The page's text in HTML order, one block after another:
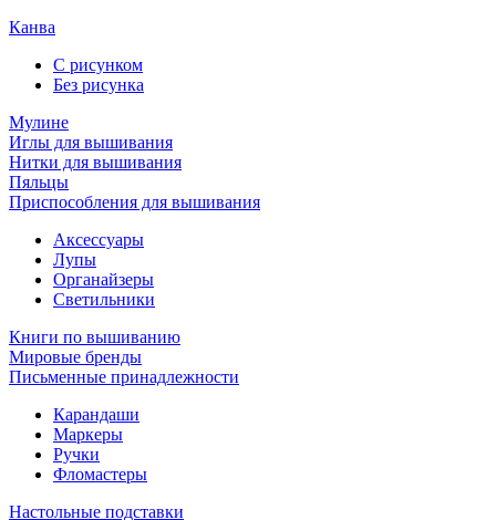
Канва
С рисунком
Без рисунка
Мулине
Иглы для вышивания
Нитки для вышивания
Пяльцы
Приспособления для вышивания
Аксессуары
Лупы
Органайзеры
Светильники
Книги по вышиванию
Мировые бренды
Письменные принадлежности
Карандаши
Маркеры
Ручки
Фломастеры
Настольные подставки